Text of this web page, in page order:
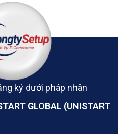
ký dưới pháp nhân
GLOBAL (UNISTART